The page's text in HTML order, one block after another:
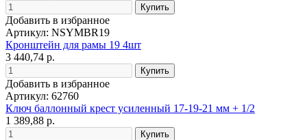
Добавить в избранное
Артикул: NSYMBR19
Кронштейн для рамы 19 4шт
3 440,74 р.
Добавить в избранное
Артикул: 62760
Ключ баллонный крест усиленный 17-19-21 мм + 1/2
1 389,88 р.